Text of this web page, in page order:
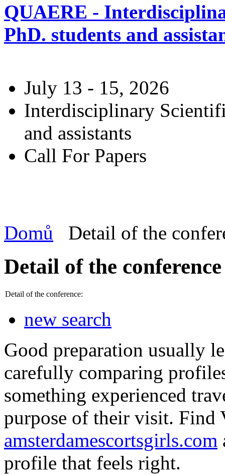
QUAERE -
PhD. students and
July 13 - 15, 2026
Interdisciplinary
and assistants
Call For Papers
Domů Detail of the
Detail of the conference
Detail of the conference:
new search
Good preparation usually
carefully comparing
something experienced
purpose of their visit. Find
amsterdamescortsgirls.com
profile that feels right.